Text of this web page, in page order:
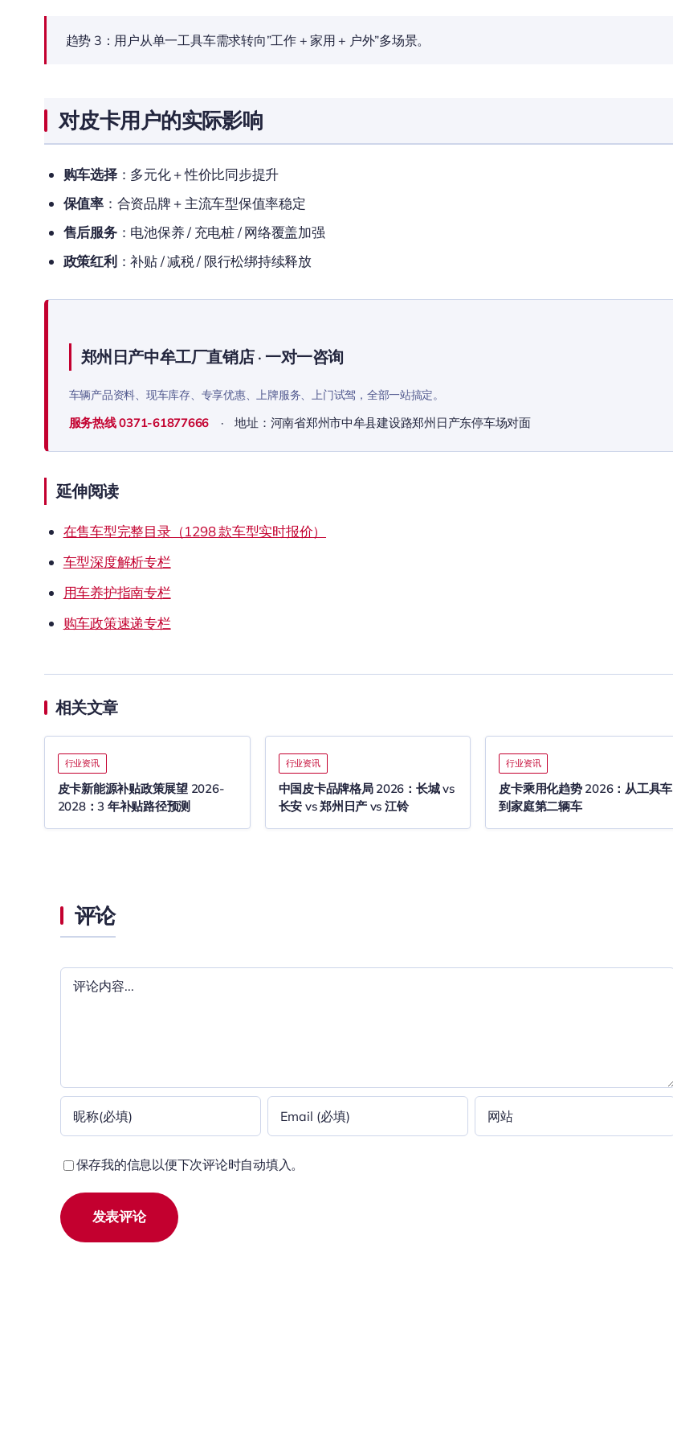
趋势 3：用户从单一工具车需求转向”工作 + 家用 + 户外”多场景。
对皮卡用户的实际影响
购车选择：多元化 + 性价比同步提升
保值率：合资品牌 + 主流车型保值率稳定
售后服务：电池保养 / 充电桩 / 网络覆盖加强
政策红利：补贴 / 减税 / 限行松绑持续释放
郑州日产中牟工厂直销店 · 一对一咨询
车辆产品资料、现车库存、专享优惠、上牌服务、上门试驾，全部一站搞定。
服务热线0371-61877666 · 地址：河南省郑州市中牟县建设路郑州日产东停车场对面
延伸阅读
在售车型完整目录（1298 款车型实时报价）
车型深度解析专栏
用车养护指南专栏
购车政策速递专栏
相关文章
行业资讯
皮卡新能源补贴政策展望 2026-
2028：3 年补贴路径预测
行业资讯
中国皮卡品牌格局 2026：长城 vs
长安 vs 郑州日产 vs 江铃
行业资讯
皮卡乘用化趋势 2026：从工具车
到家庭第二辆车
评论
保存我的信息以便下次评论时自动填入。